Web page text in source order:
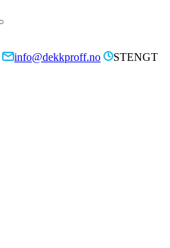
info@dekkproff.no
STENGT